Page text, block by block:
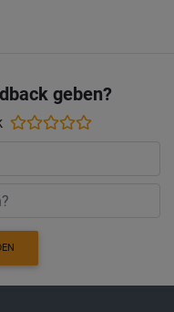
geben?